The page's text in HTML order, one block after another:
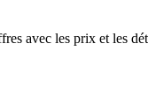
avec les prix et les